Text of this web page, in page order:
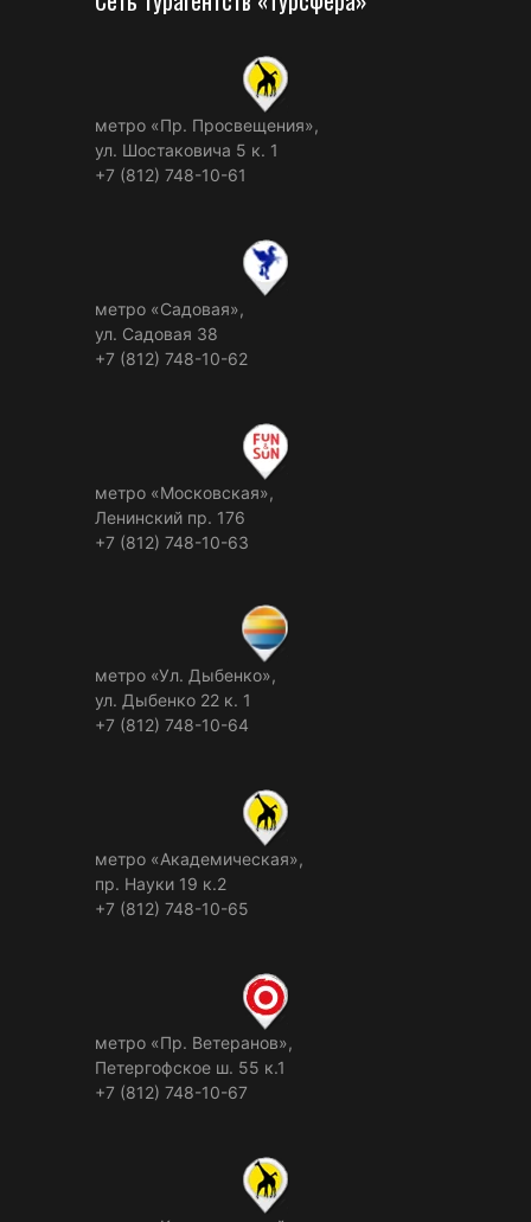
метро «Пр. Просвещения»,
ул. Шостаковича 5 к. 1
+7 (812) 748-10-61
метро «Садовая»,
ул. Садовая 38
+7 (812) 748-10-62
метро «Московская»,
Ленинский пр. 176
+7 (812) 748-10-63
метро «Ул. Дыбенко»,
ул. Дыбенко 22 к. 1
+7 (812) 748-10-64
метро «Академическая»,
пр. Науки 19 к.2
+7 (812) 748-10-65
метро «Пр. Ветеранов»,
Петергофское ш. 55 к.1
+7 (812) 748-10-67